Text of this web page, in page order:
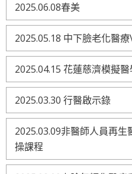
2025.06.08春美
2025.05.18 中下臉老化醫
2025.04.15 花蓮慈濟模擬
2025.03.30 行醫啟示錄
2025.03.09非醫師人員再
操課程